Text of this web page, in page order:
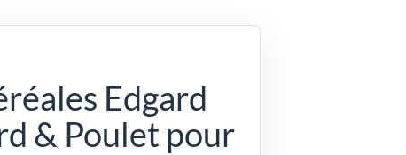
Edgard
& Poulet pour